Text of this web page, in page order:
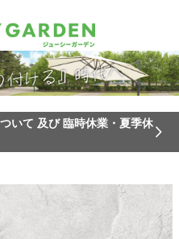
いて 及び 臨時休業・夏季休